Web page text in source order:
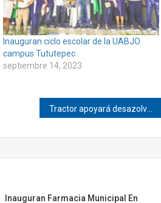
Inauguran ciclo escolar de la UABJO
campus Tututepec
septiembre 14, 2023
Inauguran Farmacia Municipal En